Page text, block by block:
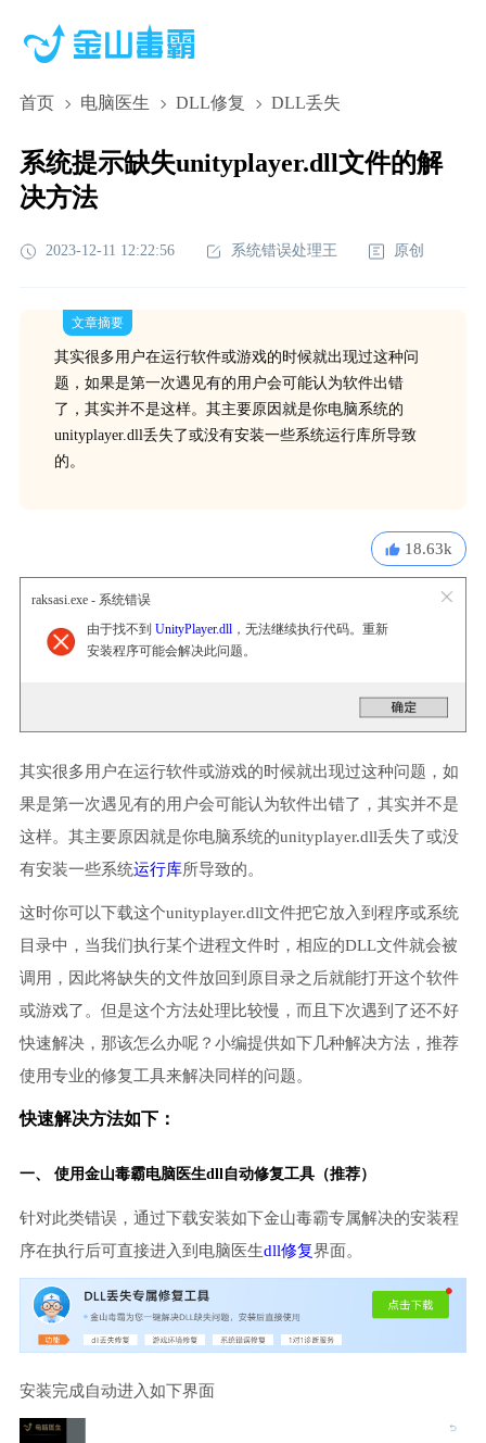
首页 电脑医生 DLL修复 DLL丢失
系统提示缺失unityplayer.dll文件的解
决方法
2023-12-11 12:22:56 系统错误处理王 原创
文章摘要
其实很多用户在运行软件或游戏的时候就出现过这种问
题，如果是第一次遇见有的用户会可能认为软件出错
了，其实并不是这样。其主要原因就是你电脑系统的
unityplayer.dll丢失了或没有安装一些系统运行库所导致
的。
18.63k
raksasi.exe - 系统错误
由于找不到 UnityPlayer.dll，无法继续执行代码。重新
安装程序可能会解决此问题。
其实很多用户在运行软件或游戏的时候就出现过这种问题，如
果是第一次遇见有的用户会可能认为软件出错了，其实并不是
这样。其主要原因就是你电脑系统的unityplayer.dll丢失了或没
有安装一些系统运行库所导致的。
这时你可以下载这个unityplayer.dll文件把它放入到程序或系统
目录中，当我们执行某个进程文件时，相应的DLL文件就会被
调用，因此将缺失的文件放回到原目录之后就能打开这个软件
或游戏了。但是这个方法处理比较慢，而且下次遇到了还不好
快速解决，那该怎么办呢？小编提供如下几种解决方法，推荐
使用专业的修复工具来解决同样的问题。
快速解决方法如下：
一、 使用金山毒霸电脑医生dll自动修复工具（推荐）
针对此类错误，通过下载安装如下金山毒霸专属解决的安装程
序在执行后可直接进入到电脑医生dll修复界面。
安装完成自动进入如下界面